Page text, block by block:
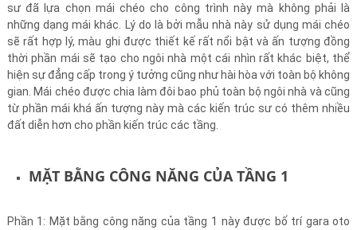
sư đã lựa chọn mái chéo cho công trình này mà không phải là
những dạng mái khác. Lý do là bởi mẫu nhà này sử dụng mái chéo
sẽ rất hợp lý, màu ghi được thiết kế rất nổi bật và ấn tượng đồng
thời phần mái sẽ tạo cho ngôi nhà một cái nhìn rất khác biệt, thể
hiện sự đẳng cấp trong ý tưởng cũng như hài hòa với toàn bộ không
gian. Mái chéo được chia làm đôi bao phủ toàn bộ ngôi nhà và cũng
từ phần mái khá ấn tượng này mà các kiến trúc sư có thêm nhiều
đất diễn hơn cho phần kiến trúc các tầng.
MẶT BẰNG CÔNG NĂNG CỦA TẦNG 1
Phần 1: Mặt bằng công năng của tầng 1 này được bố trí gara oto